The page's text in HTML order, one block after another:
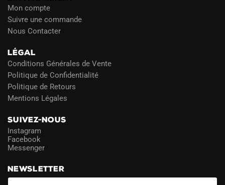
Mon compte
Suivre une commande
Nous Contacter
LÉGAL
Conditions Générales de Vente
Politique de Confidentialité
Politique de Retours
Mentions Légales
SUIVEZ-NOUS
Instagram
Facebook
Messenger
NEWSLETTER